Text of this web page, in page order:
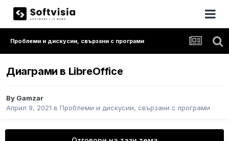
Проблеми и дискусии, свързани с програми
Диаграми в LibreOffice
By Gamzar
Април 9, 2021 в Проблеми и дискусии, свързани с програми